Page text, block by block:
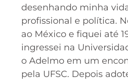
desenhando minha
profissional e política.
ao México e fiquei até
ingressei na
o Adelmo em um
pela UFSC. Depois